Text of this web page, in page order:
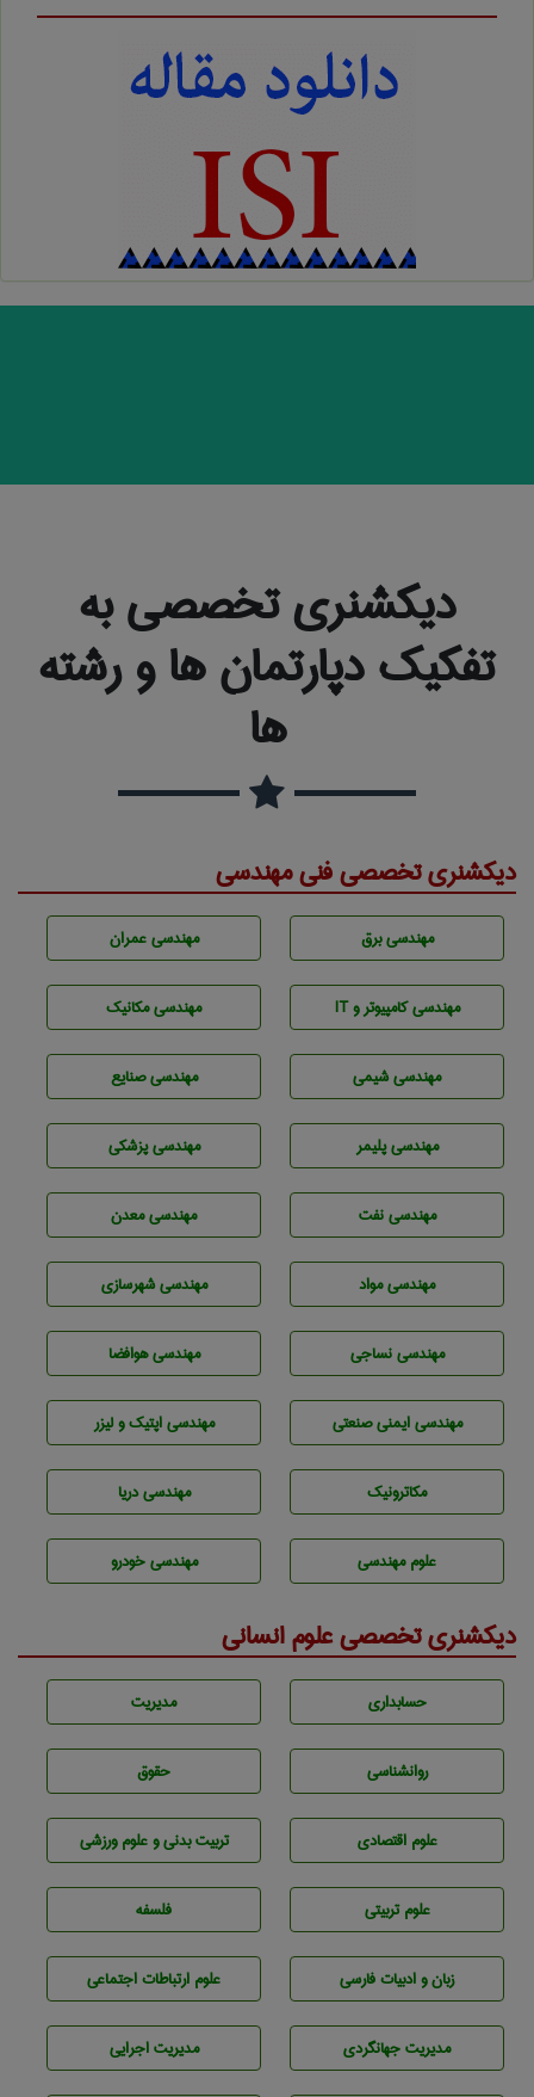
دیکشنری تخصصی به
تفکیک دپارتمان ها و رشته
ها
دیکشنری تخصصی فنی مهندسی
مهندسی برق مهندسی عمران
مهندسی كامپيوتر و IT مهندسی مکانیک
مهندسي شيمی مهندسی صنايع
مهندسی پليمر مهندسی پزشکی
مهندسی نفت مهندسی معدن
مهندسی مواد مهندسی شهرسازی
مهندسي نساجی مهندسی هوافضا
مهندسی ایمنی صنعتی مهندسی اپتیک و لیزر
مکاترونیک مهندسی دریا
علوم مهندسی مهندسی خودرو
دیکشنری تخصصی علوم انسانی
حسابداری مديريت
روانشناسی حقوق
علوم اقتصادی تربيت بدنی و علوم ورزشی
علوم تربيتی فلسفه
زبان و ادبيات فارسی علوم ارتباطات اجتماعی
مديريت جهانگردی مديريت اجرايی